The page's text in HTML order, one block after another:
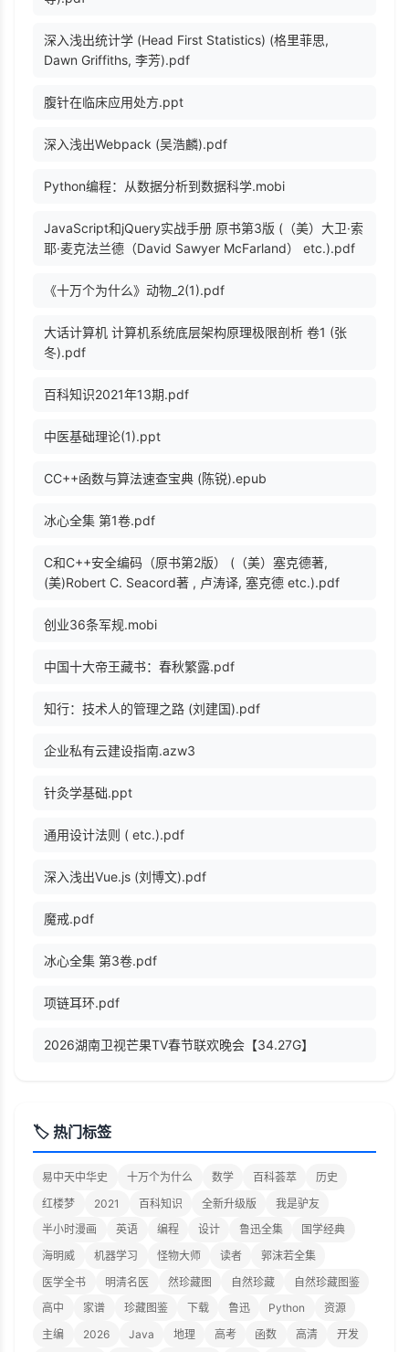
深入浅出统计学 (Head First Statistics) (格里菲思,
Dawn Griffiths, 李芳).pdf
腹针在临床应用处方.ppt
深入浅出Webpack (吴浩麟).pdf
Python编程：从数据分析到数据科学.mobi
JavaScript和jQuery实战手册 原书第3版 (（美）大卫·索
耶·麦克法兰德（David Sawyer McFarland） etc.).pdf
《十万个为什么》动物_2(1).pdf
大话计算机 计算机系统底层架构原理极限剖析 卷1 (张
冬).pdf
百科知识2021年13期.pdf
中医基础理论(1).ppt
CC++函数与算法速查宝典 (陈锐).epub
冰心全集 第1卷.pdf
C和C++安全编码（原书第2版） (（美）塞克德著,
(美)Robert C. Seacord著 , 卢涛译, 塞克德 etc.).pdf
创业36条军规.mobi
中国十大帝王藏书：春秋繁露.pdf
知行：技术人的管理之路 (刘建国).pdf
企业私有云建设指南.azw3
针灸学基础.ppt
通用设计法则 ( etc.).pdf
深入浅出Vue.js (刘博文).pdf
魔戒.pdf
冰心全集 第3卷.pdf
项链耳环.pdf
2026湖南卫视芒果TV春节联欢晚会【34.27G】
🏷️ 热门标签
易中天中华史 十万个为什么 数学 百科荟萃
历史
红楼梦
2021 百科知识 全新升级版
我是驴友
半小时漫画
英语 编程 设计 鲁迅全集
国学经典
海明威
机器学习 怪物大师 读者
郭沫若全集
医学全书
明清名医 然珍藏图 自然珍藏
自然珍藏图鉴
高中
家谱 珍藏图鉴 下载 鲁迅 Python
资源
主编
2026 Java 地理 高考 函数 高清
开发